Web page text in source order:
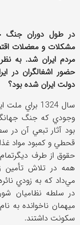
در طول دوران جنگ
مشکلات و معضلات
مردم ايران شد. به
حضور اشغالگران در
دولت ايران شده بود؟
سال 1324
وجودي که جنگ
بود آثار تبعي آن
قحطي و کمبود مواد
حقوق از طرف
همه در تلاش تأمين
مي‌داد که به زودي
در سلطه نظاميان
ميهمان ناخوانده به
سکونت داشتند.